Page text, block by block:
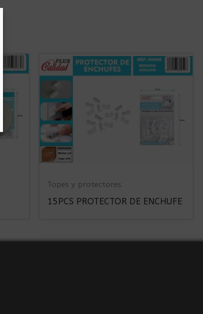
Topes y protectores
15PCS PROTECTOR DE ENCHUFE